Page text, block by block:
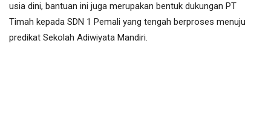
usia dini, bantuan ini juga merupakan bentuk dukungan PT
Timah kepada SDN 1 Pemali yang tengah berproses menuju
predikat Sekolah Adiwiyata Mandiri.